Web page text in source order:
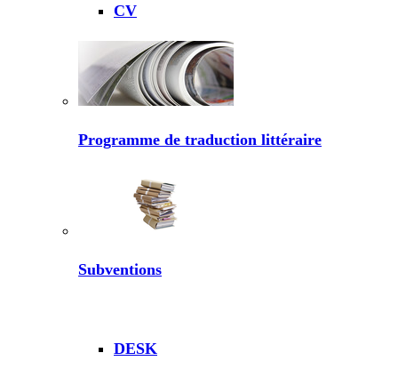
CV
Programme de traduction littéraire
Subventions
DESK